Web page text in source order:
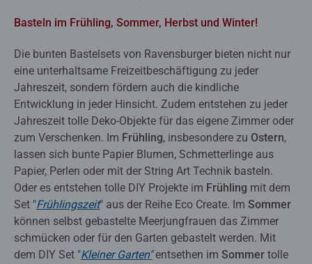
Basteln im Frühling, Sommer, Herbst und Winter!
Die bunten Bastelsets von Ravensburger bieten nicht nur
eine unterhaltsame Freizeitbeschäftigung zu jeder
Jahreszeit, sondern fördern auch die kindliche
Entwicklung in jeder Hinsicht. Zudem entstehen zu jeder
Jahreszeit tolle Deko-Objekte für das eigene Zimmer oder
zum Verschenken. Im Frühling, insbesondere zu Ostern,
lassen sich bunte Papier Blumen, Schmetterlinge aus
Papier, Perlen oder mit der String Art Technik basteln.
Oder es entstehen tolle DIY Projekte im Frühling mit dem
Set "Frühlingszeit" aus der Reihe Eco Create. Im Sommer
können selbst gebastelte Meerjungfrauen das Zimmer
schmücken oder für den Garten gebastelt werden. Mit
dem DIY Set "Kleiner Garten"entsethen im Sommer tolle